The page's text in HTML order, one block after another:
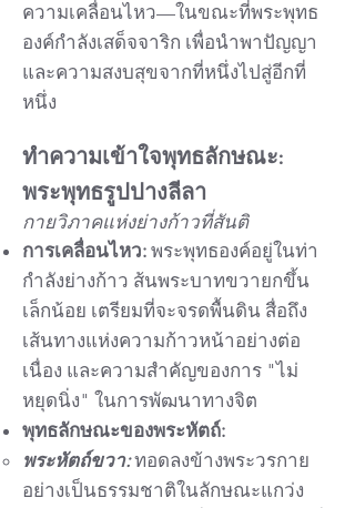
ความเคลื่อนไหว—ในขณะที่พระพุทธ
องค์กำลังเสด็จจาริก เพื่อนำพาปัญญา
และความสงบสุขจากที่หนึ่งไปสู่อีกที่
หนึ่ง
ทำความเข้าใจพุทธลักษณะ:
พระพุทธรูปปางลีลา
กายวิภาคแห่งย่างก้าวที่สันติ
การเคลื่อนไหว: พระพุทธองค์อยู่ในท่า
กำลังย่างก้าว ส้นพระบาทขวายกขึ้น
เล็กน้อย เตรียมที่จะจรดพื้นดิน สื่อถึง
เส้นทางแห่งความก้าวหน้าอย่างต่อ
เนื่อง และความสำคัญของการ "ไม่
หยุดนิ่ง" ในการพัฒนาทางจิต
พุทธลักษณะของพระหัตถ์:
พระหัตถ์ขวา:ทอดลงข้างพระวรกาย
อย่างเป็นธรรมชาติในลักษณะแกว่ง